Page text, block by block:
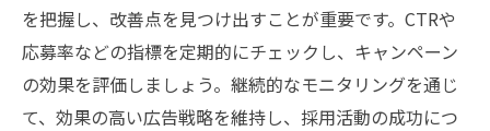
を把握し、改善点を見つけ出すことが重要です。CTRや
応募率などの指標を定期的にチェックし、キャンペーン
の効果を評価しましょう。継続的なモニタリングを通じ
て、効果の高い広告戦略を維持し、採用活動の成功につ